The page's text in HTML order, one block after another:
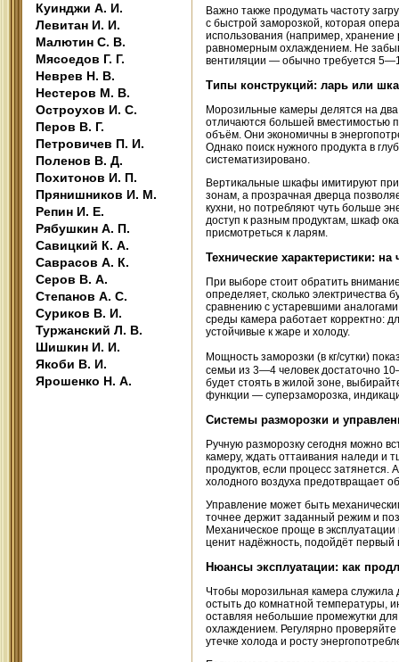
Куинджи А. И.
Левитан И. И.
Малютин С. В.
Мясоедов Г. Г.
Неврев Н. В.
Нестеров М. В.
Остроухов И. С.
Перов В. Г.
Петровичев П. И.
Поленов В. Д.
Похитонов И. П.
Прянишников И. М.
Репин И. Е.
Рябушкин А. П.
Савицкий К. А.
Саврасов А. К.
Серов В. А.
Степанов А. С.
Суриков В. И.
Туржанский Л. В.
Шишкин И. И.
Якоби В. И.
Ярошенко Н. А.
Важно также продумать частоту
с быстрой заморозкой, которая
использования (например,
равномерным охлаждением. Не
вентиляции — обычно требуется
Типы конструкций: ларь или
Морозильные камеры делятся на
отличаются большей вместимостью
объём. Они экономичны в
Однако поиск нужного продукта в
систематизировано.
Вертикальные шкафы имитируют
зонам, а прозрачная дверца
кухни, но потребляют чуть больше
доступ к разным продуктам, шкаф
присмотреться к ларям.
Технические характеристики:
При выборе стоит обратить
определяет, сколько электричества
сравнению с устаревшими
среды камера работает корректно:
устойчивые к жаре и холоду.
Мощность заморозки (в кг/сутки)
семьи из 3—4 человек достаточно
будет стоять в жилой зоне,
функции — суперзаморозка,
Системы разморозки и
Ручную разморозку сегодня можно
камеру, ждать оттаивания наледи и
продуктов, если процесс затянется.
холодного воздуха предотвращает
Управление может быть
точнее держит заданный режим и
Механическое проще в
ценит надёжность, подойдёт
Нюансы эксплуатации: как
Чтобы морозильная камера служила
остыть до комнатной температуры,
оставляя небольшие промежутки
охлаждением. Регулярно
утечке холода и росту